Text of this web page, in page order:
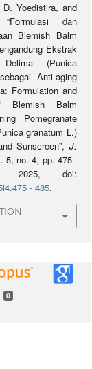
Yoedistira, and
dan
Blemish Balm
Ekstrak
(Punica
Anti-aging
Formulation and
Blemish Balm
Pomegranate
granatum L.)
Sunscreen”, J.
5, no. 4, pp. 475–
2025, doi:
- 485.
0